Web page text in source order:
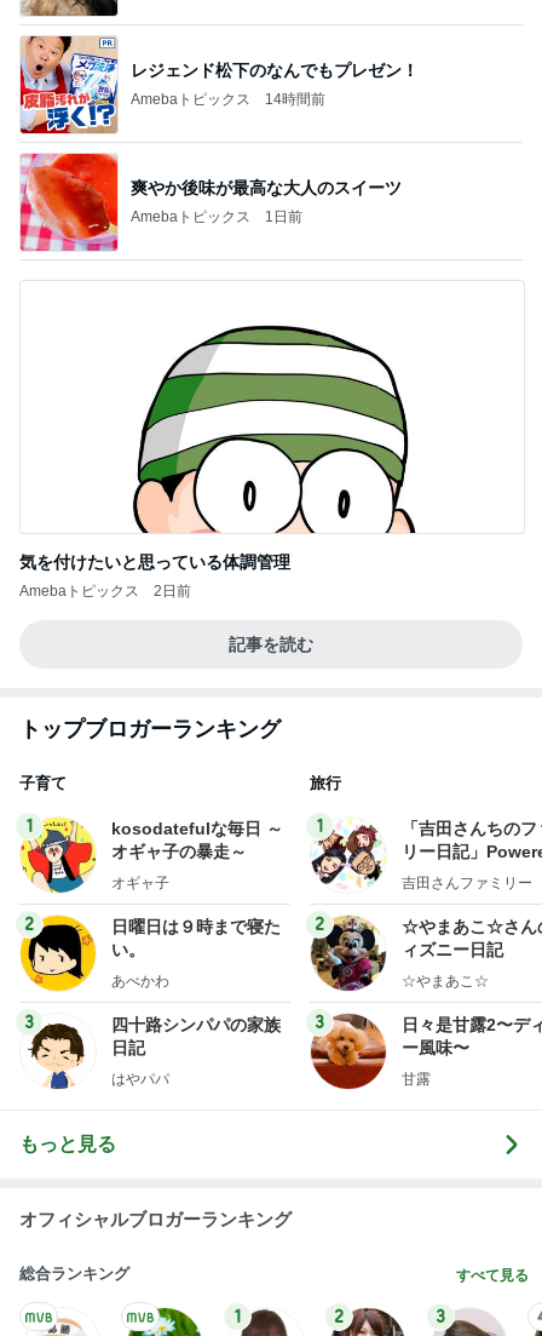
レジェンド松下のなんでもプレゼン！
Amebaトピックス 14時間前
爽やか後味が最高な大人のスイーツ
Amebaトピックス 1日前
気を付けたいと思っている体調管理
Amebaトピックス 2日前
記事を読む
トップブロガーランキング
子育て
1
kosodatefulな毎日 ～
オギャ子の暴走～
オギャ子
2
日曜日は９時まで寝た
い。
あべかわ
3
四十路シンパパの家族
日記
はやパパ
旅行
1
「吉田さんちの
リー日記」
y Ameba 吉田さ
ログ
吉田さんファミリー
2
☆やまあこ☆さん
ィズニー日記
☆やまあこ☆
3
日々是甘露2〜デ
ー風味〜
甘露
もっと見る
オフィシャルブロガーランキング
総合ランキング すべて見る
1 2 3